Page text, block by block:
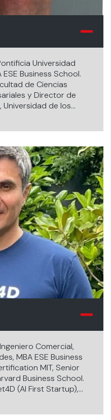
Universidad
Business School.
de Ciencias
y Director de
Universidad de los
Comercial,
MBA ESE Business
MIT, Senior
Business School.
(AI First Startup),